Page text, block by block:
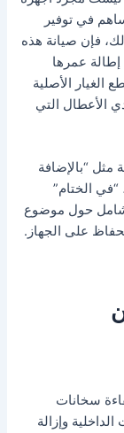
في توفير
فإن صيانة هذه
عمرها
الغيار الأصلية
الأعطال التي
مثل “بالإضافة
الختام”
حول موضوع
على الجهاز.
سخانات
وإزالة